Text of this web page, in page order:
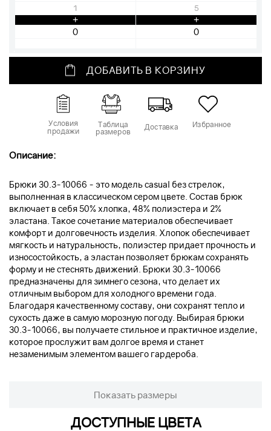
1
+
5
+
ДОБАВИТЬ В КОРЗИНУ
Условия
продажи
Таблица
размеров
Доставка Избранное
Описание:
Брюки 30.3-10066 - это модель casual без стрелок,
выполненная в классическом сером цвете. Состав брюк
включает в себя 50% хлопка, 48% полиэстера и 2%
эластана. Такое сочетание материалов обеспечивает
комфорт и долговечность изделия. Хлопок обеспечивает
мягкость и натуральность, полиэстер придает прочность и
износостойкость, а эластан позволяет брюкам сохранять
форму и не стеснять движений. Брюки 30.3-10066
предназначены для зимнего сезона, что делает их
отличным выбором для холодного времени года.
Благодаря качественному составу, они сохранят тепло и
сухость даже в самую морозную погоду. Выбирая брюки
30.3-10066, вы получаете стильное и практичное изделие,
которое прослужит вам долгое время и станет
незаменимым элементом вашего гардероба.
Показать размеры
ДОСТУПНЫЕ ЦВЕТА